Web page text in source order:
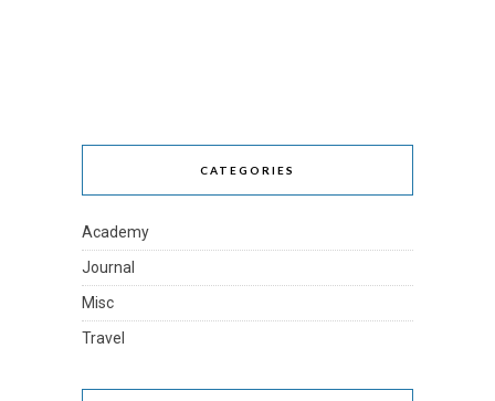
CATEGORIES
Academy
Journal
Misc
Travel